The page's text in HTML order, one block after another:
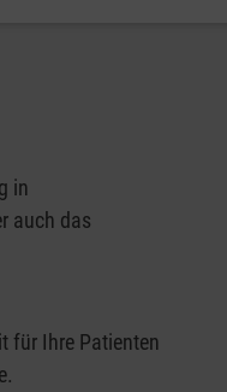
in
auch das
für Ihre Patienten